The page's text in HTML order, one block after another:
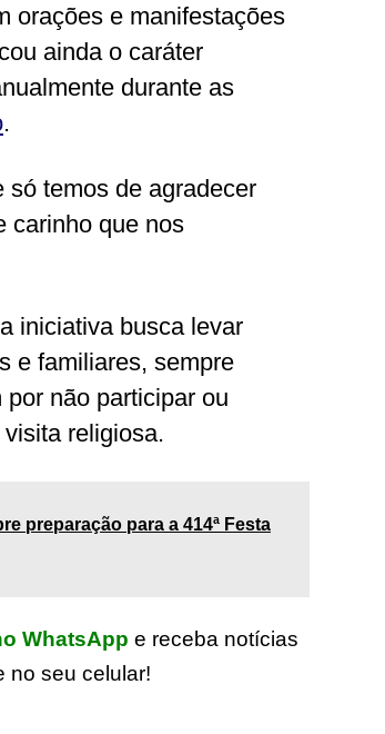
orações e manifestações
ainda o caráter
durante as
.
só temos de agradecer
carinho que nos
iniciativa busca levar
e familiares, sempre
não participar ou
religiosa.
preparação para a 414ª Festa
WhatsApp e receba notícias
no seu celular!